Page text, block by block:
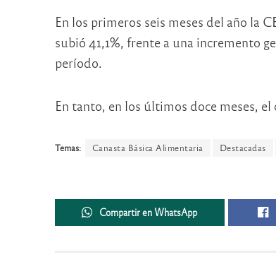
En los primeros seis meses del año la
subió 41,1%, frente a una incremento
período.
En tanto, en los últimos doce meses, el
Temas: Canasta Básica Alimentaria Destacadas
Compartir en WhatsApp